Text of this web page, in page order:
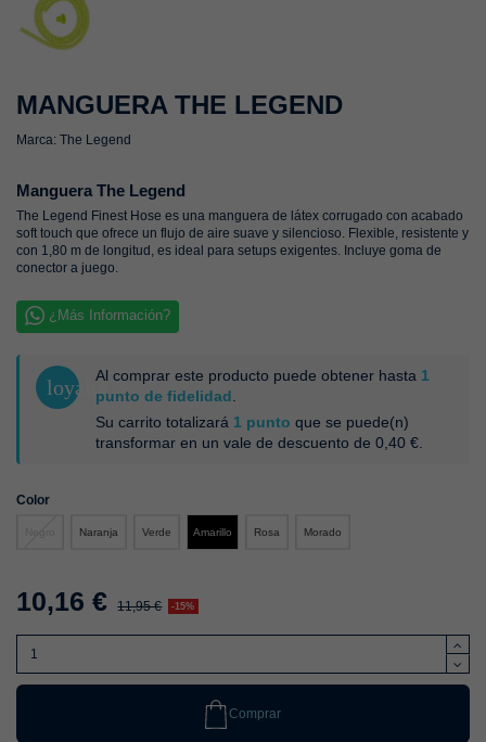
MANGUERA THE LEGEND
Marca: The Legend
Manguera The Legend
The Legend Finest Hose es una manguera de látex corrugado con acabado
soft touch que ofrece un flujo de aire suave y silencioso. Flexible, resistente y
con 1,80 m de longitud, es ideal para setups exigentes. Incluye goma de
conector a juego.
¿Más Información?
loyaltyAl comprar este producto puede obtener hasta 1
punto de fidelidad
Su carrito totalizará 1 punto que se puede(n)
transformar en un vale de descuento de 0,40 €
Color
Naranja Verde Amarillo Rosa Morado
10,16 € 11,95 € -15%
Comprar